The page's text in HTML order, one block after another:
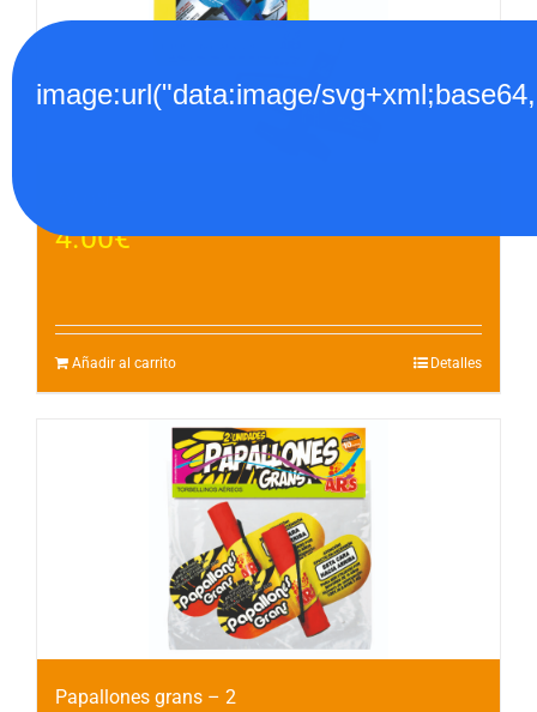
4.00€
Añadir al carrito Detalles
Papallones grans – 2
image:url("data:image/